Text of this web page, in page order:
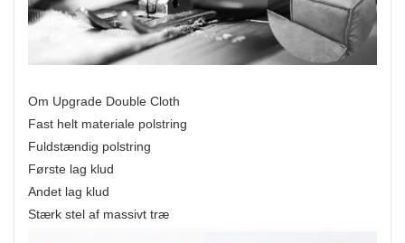
Om Upgrade Double Cloth
Fast helt materiale polstring
Fuldstændig polstring
Første lag klud
Andet lag klud
Stærk stel af massivt træ